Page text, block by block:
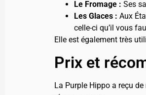
Le Fromage : Ses
Les Glaces : Aux
celle-ci qu’il vous
Elle est également très
Prix et
La Purple Hippo a reçu